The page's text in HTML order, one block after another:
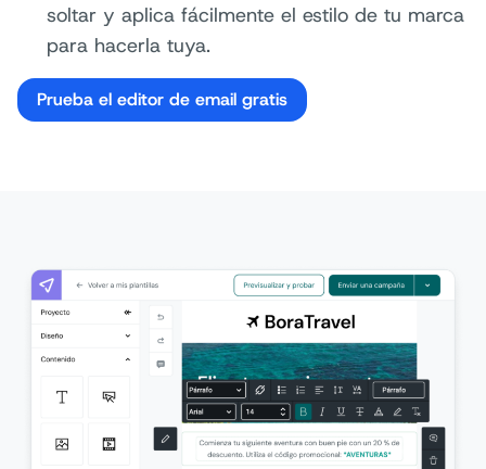
soltar y aplica fácilmente el estilo de tu marca
para hacerla tuya.
Prueba el editor de email gratis